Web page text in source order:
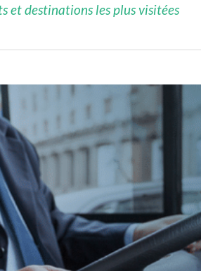
et destinations les plus visitées